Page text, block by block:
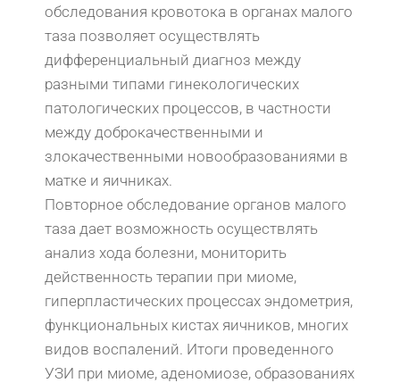
обследования кровотока в органах малого
таза позволяет осуществлять
дифференциальный диагноз между
разными типами гинекологических
патологических процессов, в частности
между доброкачественными и
злокачественными новообразованиями в
матке и яичниках.
Повторное обследование органов малого
таза дает возможность осуществлять
анализ хода болезни, мониторить
действенность терапии при миоме,
гиперпластических процессах эндометрия,
функциональных кистах яичников, многих
видов воспалений. Итоги проведенного
УЗИ при миоме, аденомиозе, образованиях